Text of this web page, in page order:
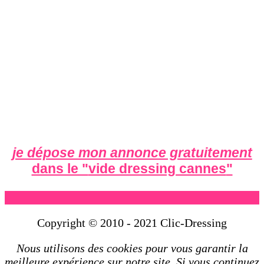
je dépose mon annonce gratuitement
dans le "vide dressing cannes"
Copyright © 2010 - 2021 Clic-Dressing
Nous utilisons des cookies pour vous garantir la